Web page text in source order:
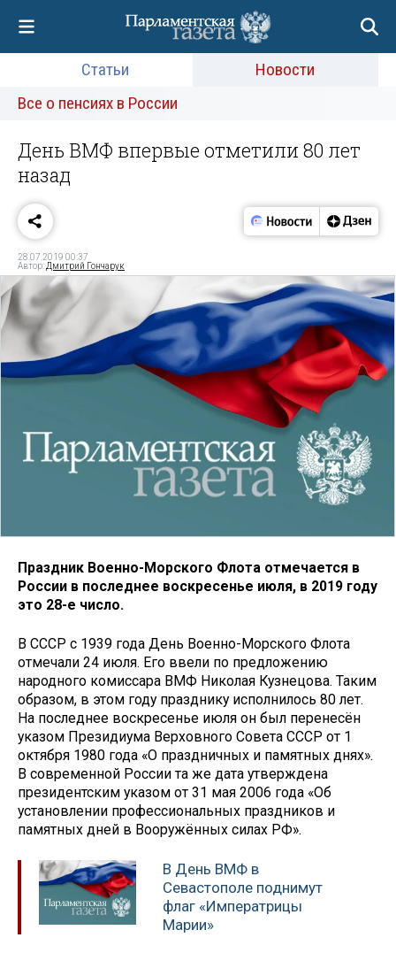
Статьи
Новости
Все о пенсиях в России
День ВМФ впервые отметили 80 лет
назад
28.07.2019 00:37
Автор: Дмитрий Гончарук
Праздник Военно-Морского Флота отмечается в
России в последнее воскресенье июля, в 2019 году
это 28-е число.
В СССР с 1939 года День Военно-Морского Флота
отмечали 24 июля. Его ввели по предложению
народного комиссара ВМФ Николая Кузнецова. Таким
образом, в этом году празднику исполнилось 80 лет.
На последнее воскресенье июля он был перенесён
указом Президиума Верховного Совета СССР от 1
октября 1980 года «О праздничных и памятных днях».
В современной России та же дата утверждена
президентским указом от 31 мая 2006 года «Об
установлении профессиональных праздников и
памятных дней в Вооружённых силах РФ».
В День ВМФ в
Севастополе поднимут
флаг «Императрицы
Марии»